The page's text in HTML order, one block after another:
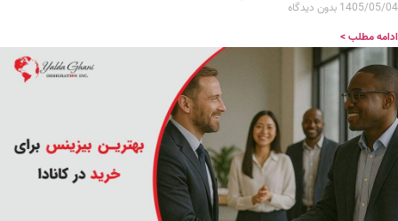
1405/05/04 بدون دیدگاه
ادامه مطلب >